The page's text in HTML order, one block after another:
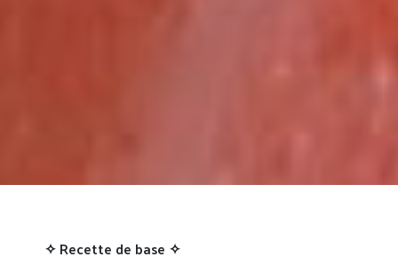
✧ Recette de base ✧